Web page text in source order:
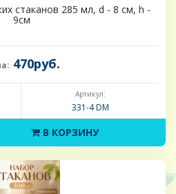
стаканов 285 мл, d - 8 см, h -
9см
470руб.
Артикул:
331-4 DM
В КОРЗИНУ